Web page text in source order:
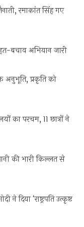
रमाकांत सिंह गए
बचाव अभियान जारी
अनुभूति, प्रकृति को
का परचम, 11 छात्रों ने
की भारी किल्लत से
दिया ‘राष्ट्रपति उत्कृष्ट